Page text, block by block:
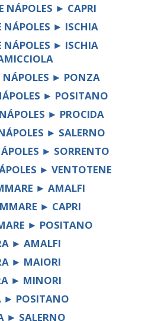
NÁPOLES ► CAPRI
NÁPOLES ► ISCHIA
NÁPOLES ► ISCHIA
NÁPOLES ► PONZA
► POSITANO
► PROCIDA
► SALERNO
► SORRENTO
► VENTOTENE
► AMALFI
► CAPRI
► POSITANO
► AMALFI
► MAIORI
► MINORI
► POSITANO
► SALERNO